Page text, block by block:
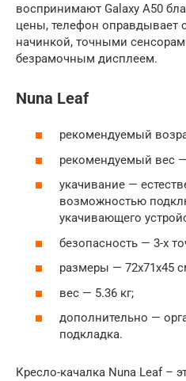
воспринимают Galaxy A50
цены, телефон
начинкой, точными
безрамочным дисплеем.
Nuna Leaf
рекомендуемый
рекомендуемый вес
укачивание —
возможностью
укачивающего
безопасность — 3-х
размеры — 72х71х45
вес — 5.36 кг;
дополнительно —
подкладка.
Кресло-качалка Nuna Leaf –